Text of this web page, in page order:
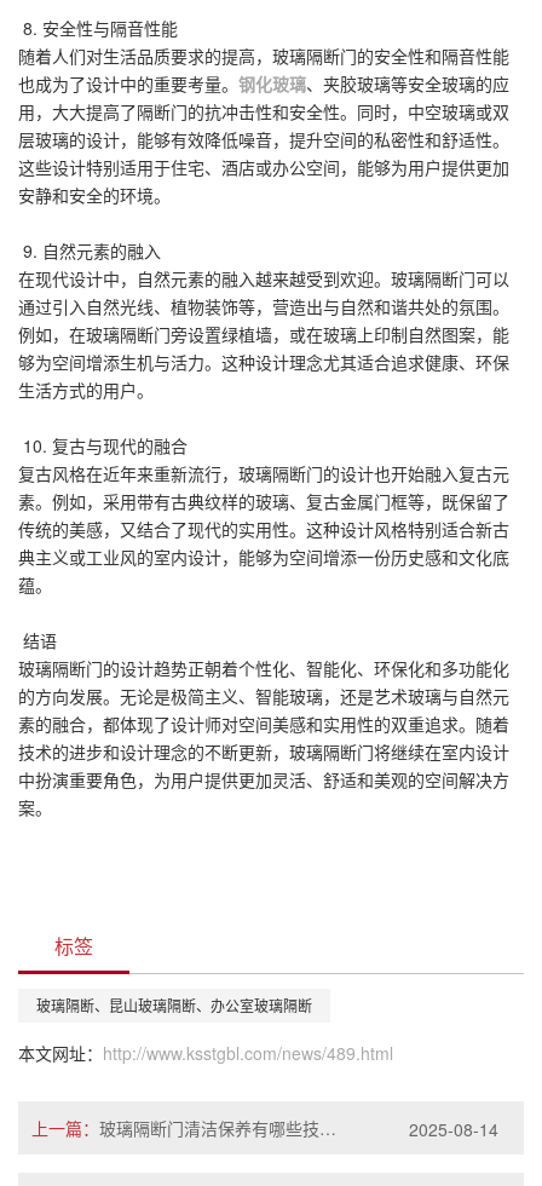
8. 安全性与隔音性能
随着人们对生活品质要求的提高，玻璃隔断门的安全性和隔音性能
也成为了设计中的重要考量。 钢化玻璃、夹胶玻璃等安全玻璃的应
用，大大提高了隔断门的抗冲击性和安全性。同时，中空玻璃或双
层玻璃的设计，能够有效降低噪音，提升空间的私密性和舒适性。
这些设计特别适用于住宅、酒店或办公空间，能够为用户提供更加
安静和安全的环境。
9. 自然元素的融入
在现代设计中，自然元素的融入越来越受到欢迎。玻璃隔断门可以
通过引入自然光线、植物装饰等，营造出与自然和谐共处的氛围。
例如，在玻璃隔断门旁设置绿植墙，或在玻璃上印制自然图案，能
够为空间增添生机与活力。这种设计理念尤其适合追求健康、环保
生活方式的用户。
10. 复古与现代的融合
复古风格在近年来重新流行，玻璃隔断门的设计也开始融入复古元
素。例如，采用带有古典纹样的玻璃、复古金属门框等，既保留了
传统的美感，又结合了现代的实用性。这种设计风格特别适合新古
典主义或工业风的室内设计，能够为空间增添一份历史感和文化底
蕴。
结语
玻璃隔断门的设计趋势正朝着个性化、智能化、环保化和多功能化
的方向发展。无论是极简主义、智能玻璃，还是艺术玻璃与自然元
素的融合，都体现了设计师对空间美感和实用性的双重追求。随着
技术的进步和设计理念的不断更新，玻璃隔断门将继续在室内设计
中扮演重要角色，为用户提供更加灵活、舒适和美观的空间解决方
案。
标签
玻璃隔断、昆山玻璃隔断、办公室玻璃隔断
本文网址： http://www.ksstgbl.com/news/489.html
上一篇： 玻璃隔断门清洁保养有哪些技巧？ 2025-08-14